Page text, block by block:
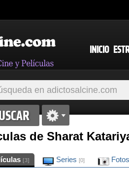
INICIO
de Sharat
[3] Series [0]